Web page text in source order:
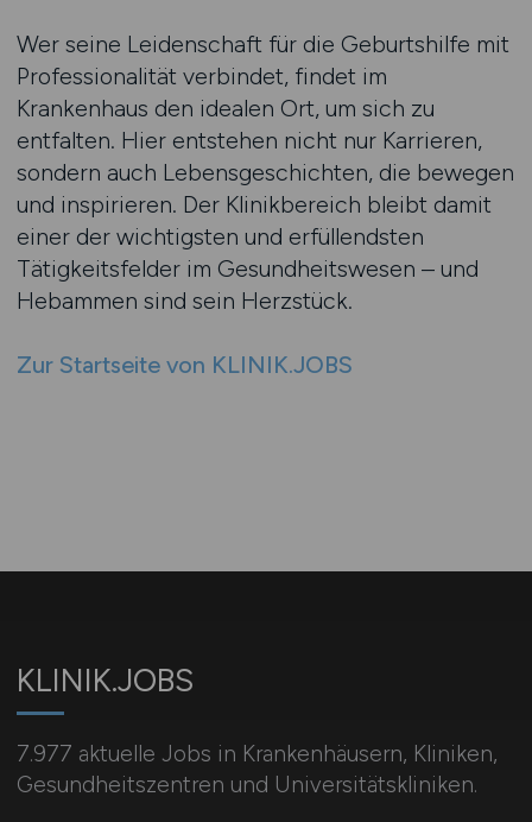
Wer seine Leidenschaft für die Geburtshilfe mit
Professionalität verbindet, findet im
Krankenhaus den idealen Ort, um sich zu
entfalten. Hier entstehen nicht nur Karrieren,
sondern auch Lebensgeschichten, die bewegen
und inspirieren. Der Klinikbereich bleibt damit
einer der wichtigsten und erfüllendsten
Tätigkeitsfelder im Gesundheitswesen – und
Hebammen sind sein Herzstück.
Zur Startseite von KLINIK.JOBS
KLINIK.JOBS
7.977 aktuelle Jobs in Krankenhäusern, Kliniken,
Gesundheitszentren und Universitätskliniken.